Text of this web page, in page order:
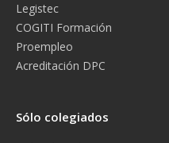
Legistec
COGITI Formación
Proempleo
Acreditación DPC
Sólo colegiados